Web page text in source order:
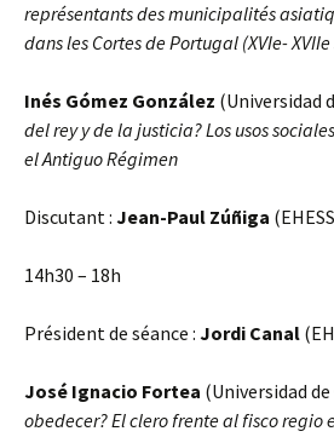
représentants des municipalités
dans les Cortes de Portugal (XVIe-
Inés Gómez González (Universidad
del rey y de la justicia? Los usos
el Antiguo Régimen
Discutant : Jean-Paul Zúñiga
14h30 – 18h
Président de séance : Jordi Canal
José Ignacio Fortea (Universidad
obedecer? El clero frente al fisco regio